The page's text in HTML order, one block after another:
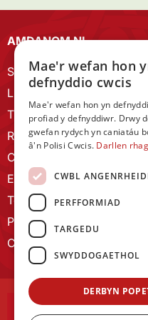
AMDANOM NI
Strategaeth 2023-28
Llywodraethu
Tîm Staff
RYGC Hafan
Canllawiau brandio
Ein Hanes
Telerau ac Amodau
Polisi Preifatrwydd
Cysylltu â ni
Mae'r wefan hon
defnyddio cwcis
Mae'r wefan hon yn
profiad y defnyddiwr. Drwy
gwefan rydych yn caniatáu
â'n Polisi Cwcis. Darllen
CWBL
PERFFORMIAD
TARGEDU
SWYDDOGAETHOL
DERBYN